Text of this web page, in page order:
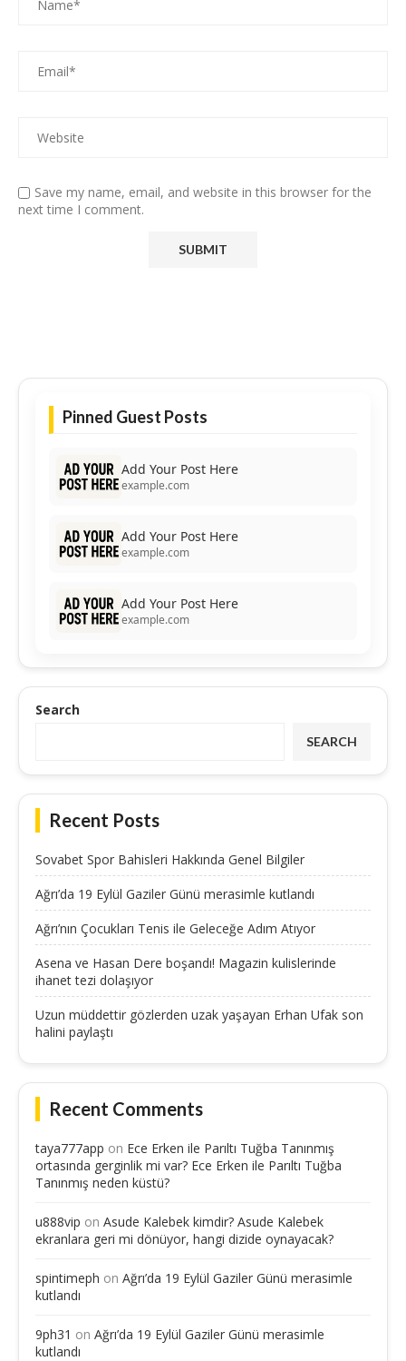
Save my name, email, and website in this browser for the
next time I comment.
Pinned Guest Posts
Add Your Post Here
example.com
Add Your Post Here
example.com
Add Your Post Here
example.com
Search
SEARCH
Recent Posts
Sovabet Spor Bahisleri Hakkında Genel Bilgiler
Ağrı’da 19 Eylül Gaziler Günü merasimle kutlandı
Ağrı’nın Çocukları Tenis ile Geleceğe Adım Atıyor
Asena ve Hasan Dere boşandı! Magazin kulislerinde
ihanet tezi dolaşıyor
Uzun müddettir gözlerden uzak yaşayan Erhan Ufak son
halini paylaştı
Recent Comments
taya777app on Ece Erken ile Parıltı Tuğba Tanınmış
ortasında gerginlik mi var? Ece Erken ile Parıltı Tuğba
Tanınmış neden küstü?
u888vip on Asude Kalebek kimdir? Asude Kalebek
ekranlara geri mi dönüyor, hangi dizide oynayacak?
spintimeph on Ağrı’da 19 Eylül Gaziler Günü merasimle
kutlandı
9ph31 on Ağrı’da 19 Eylül Gaziler Günü merasimle
kutlandı